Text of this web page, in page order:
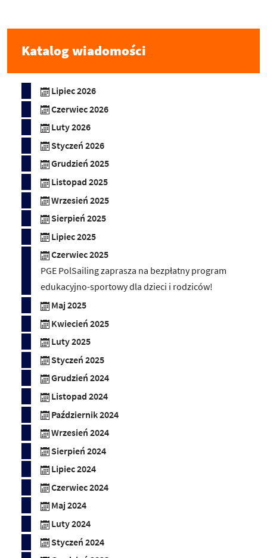
Katalog wiadomości
Lipiec 2026
Czerwiec 2026
Luty 2026
Styczeń 2026
Grudzień 2025
Listopad 2025
Wrzesień 2025
Sierpień 2025
Lipiec 2025
Czerwiec 2025
PGE PolSailing zaprasza na bezpłatny program
edukacyjno-sportowy dla dzieci i rodziców!
Maj 2025
Kwiecień 2025
Luty 2025
Styczeń 2025
Grudzień 2024
Listopad 2024
Październik 2024
Wrzesień 2024
Sierpień 2024
Lipiec 2024
Czerwiec 2024
Maj 2024
Luty 2024
Styczeń 2024